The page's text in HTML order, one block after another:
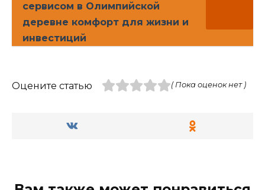
сервисом в Олимпийской
деревне комфорт для жизни и
инвестиций
Оцените статью ( Пока оценок нет )